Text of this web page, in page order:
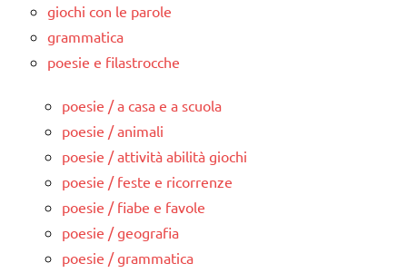
giochi con le parole
grammatica
poesie e filastrocche
poesie / a casa e a scuola
poesie / animali
poesie / attività abilità giochi
poesie / feste e ricorrenze
poesie / fiabe e favole
poesie / geografia
poesie / grammatica